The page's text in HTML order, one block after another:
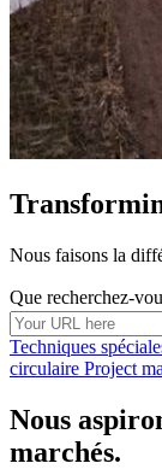
Nous faisons la
Que recherchez-
Techniques
circulaire Project
Nous
marchés.